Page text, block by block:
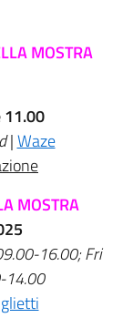
MOSTRA
11.00
|Waze
MOSTRA
16.00; Fri
14.00